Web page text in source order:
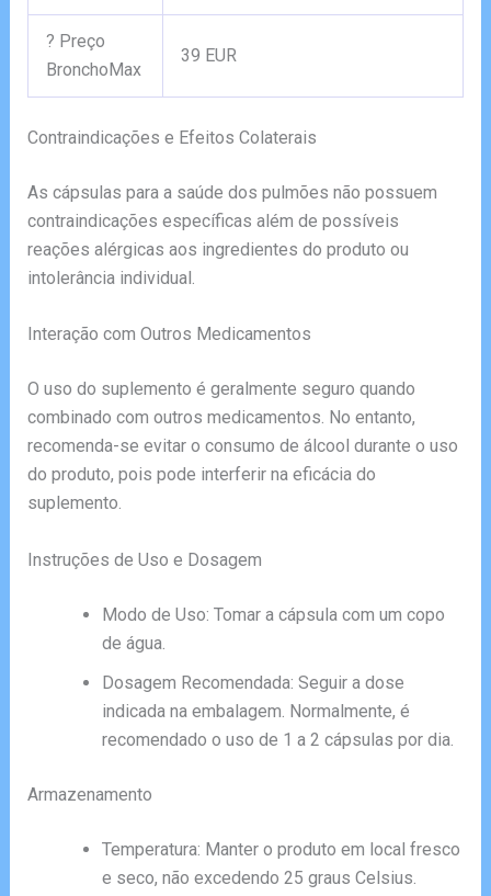
? Preço
BronchoMax
39 EUR
Contraindicações e Efeitos Colaterais
As cápsulas para a saúde dos pulmões não possuem
contraindicações específicas além de possíveis
reações alérgicas aos ingredientes do produto ou
intolerância individual.
Interação com Outros Medicamentos
O uso do suplemento é geralmente seguro quando
combinado com outros medicamentos. No entanto,
recomenda-se evitar o consumo de álcool durante o uso
do produto, pois pode interferir na eficácia do
suplemento.
Instruções de Uso e Dosagem
Modo de Uso: Tomar a cápsula com um copo
de água.
Dosagem Recomendada: Seguir a dose
indicada na embalagem. Normalmente, é
recomendado o uso de 1 a 2 cápsulas por dia.
Armazenamento
Temperatura: Manter o produto em local fresco
e seco, não excedendo 25 graus Celsius.